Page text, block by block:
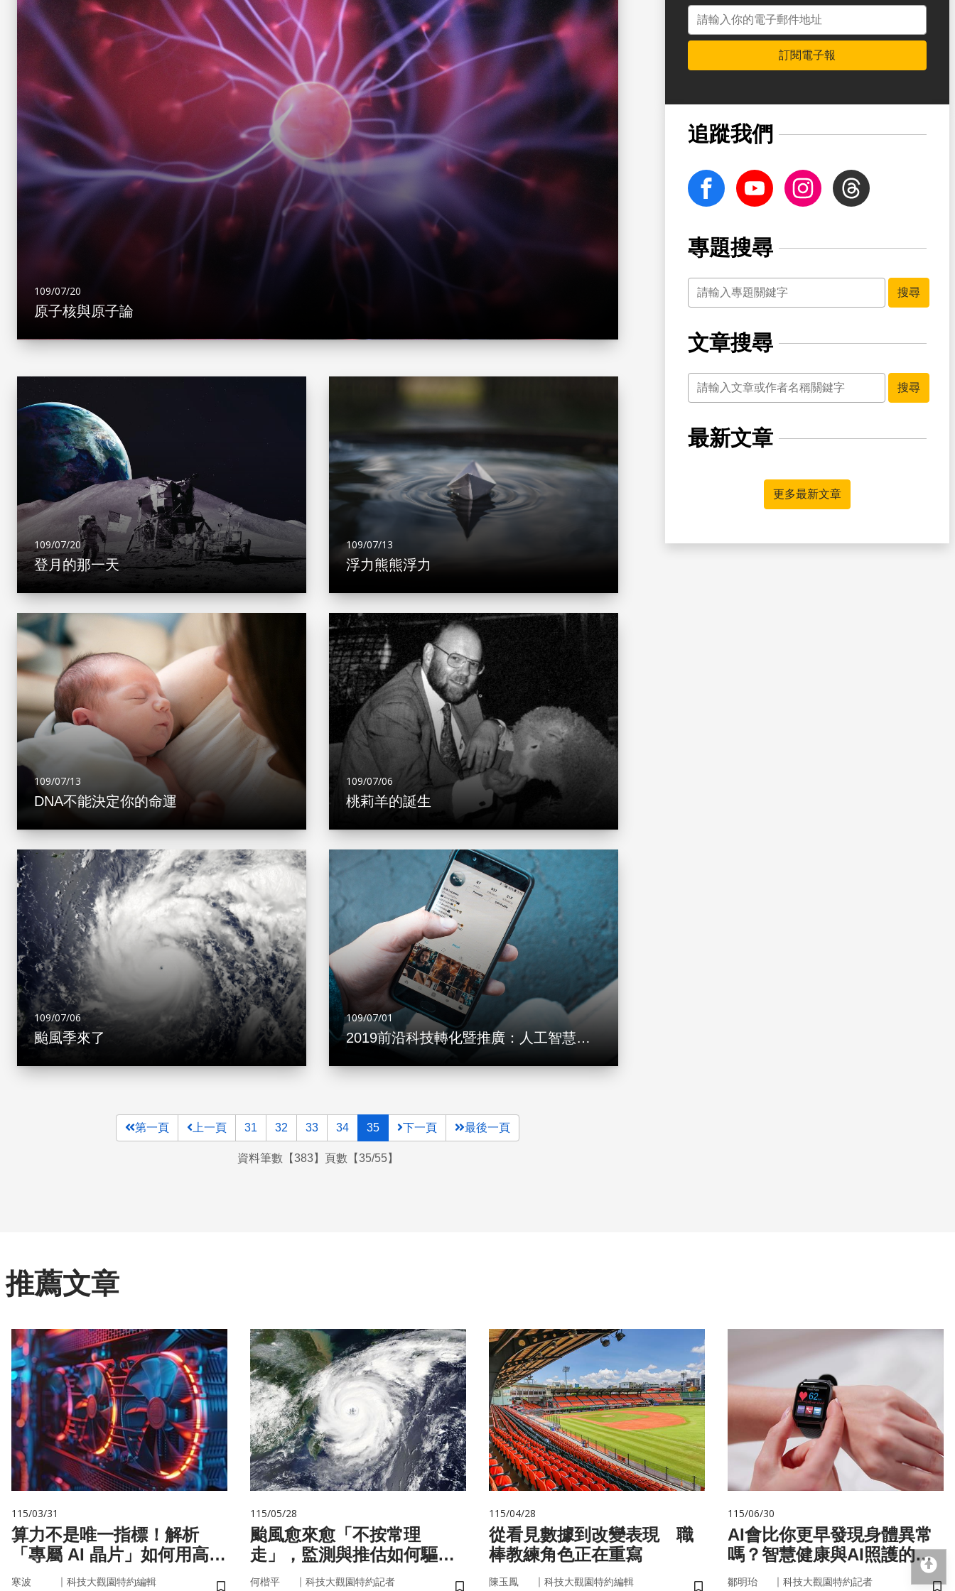
109/07/20
原子核與原子論
109/07/20
登月的那一天
109/07/13
浮力熊熊浮力
109/07/13
DNA不能決定你的命運
109/07/06
桃莉羊的誕生
109/07/06
颱風季來了
109/07/01
2019前沿科技轉化暨推廣：人工智慧及生技醫藥
第一頁 上一頁 31 32 33 34 35 下一頁 最後一頁
資料筆數【383】頁數【35/55】
電子郵件地址
訂閱電子報
追蹤我們
facebook Youtube InstagramThreads
專題搜尋
關鍵字
搜尋
文章搜尋
關鍵字
搜尋
最新文章
更多最新文章
推薦文章
115/03/31
算力不是唯一指標！解析
「專屬 AI 晶片」如何用高效
率驅動未來
寒波 ｜ 科技大觀園特約編輯
115/05/28
颱風愈來愈「不按常理
走」，監測與推估如何驅動
防災決策？
何楷平 ｜ 科技大觀園特約記者
115/04/28
從看見數據到改變表現 職
棒教練角色正在重寫
陳玉鳳 ｜ 科技大觀園特約編輯
115/06/30
AI會比你更早發現身體異常
嗎？智慧健康與AI照護的未
來
鄒明珆 ｜ 科技大觀園特約記者
回